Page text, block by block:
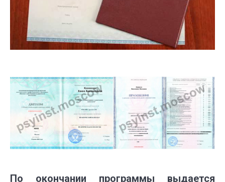
По окончании программы выдается